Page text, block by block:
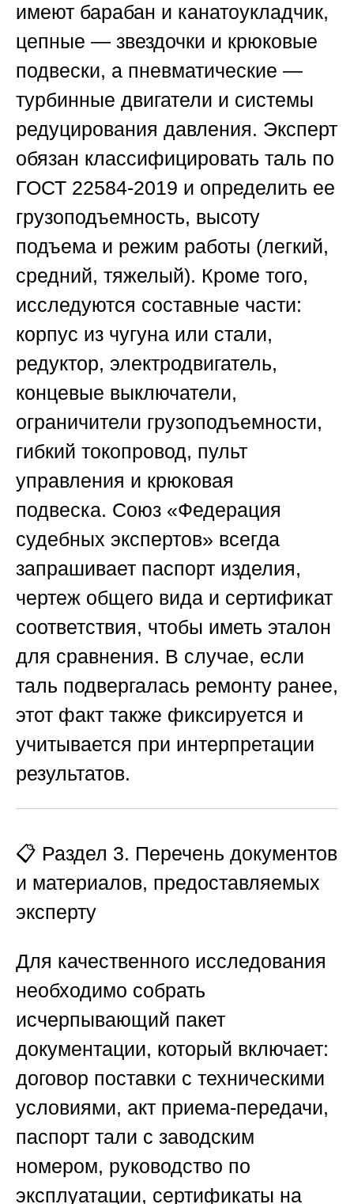
имеют барабан и канатоукладчик,
цепные — звездочки и крюковые
подвески, а пневматические —
турбинные двигатели и системы
редуцирования давления. Эксперт
обязан классифицировать таль по
ГОСТ 22584-2019 и определить ее
грузоподъемность, высоту
подъема и режим работы (легкий,
средний, тяжелый). Кроме того,
исследуются составные части:
корпус из чугуна или стали,
редуктор, электродвигатель,
концевые выключатели,
ограничители грузоподъемности,
гибкий токопровод, пульт
управления и крюковая
подвеска. Союз «Федерация
судебных экспертов» всегда
запрашивает паспорт изделия,
чертеж общего вида и сертификат
соответствия, чтобы иметь эталон
для сравнения. В случае, если
таль подвергалась ремонту ранее,
этот факт также фиксируется и
учитывается при интерпретации
результатов.
📋 Раздел 3. Перечень документов
и материалов, предоставляемых
эксперту
Для качественного исследования
необходимо собрать
исчерпывающий пакет
документации, который включает:
договор поставки с техническими
условиями, акт приема-передачи,
паспорт тали с заводским
номером, руководство по
эксплуатации, сертификаты на